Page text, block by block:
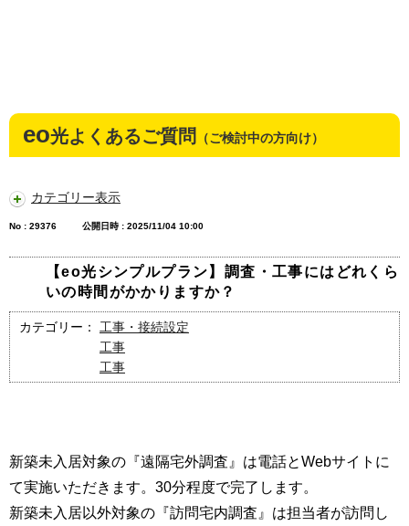
eo光よくあるご質問 （ご検討中の方向け）
カテゴリー表示
No : 29376 公開日時 : 2025/11/04 10:00
【eo光シンプルプラン】調査・工事にはどれくら
いの時間がかかりますか？
カテゴリー：
工事・接続設定
工事
工事
新築未入居対象の『遠隔宅外調査』は電話とWebサイトに
て実施いただきます。30分程度で完了します。
新築未入居以外対象の『訪問宅内調査』は担当者が訪問し